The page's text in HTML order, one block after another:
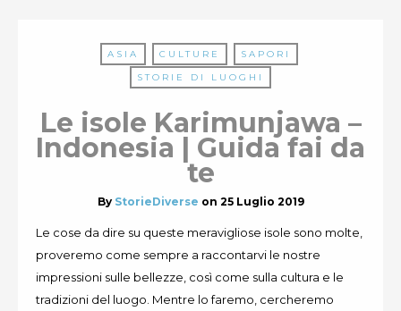
ASIA CULTURE
SAPORI
STORIE DI LUOGHI
Le isole Karimunjawa –
Indonesia | Guida fai da
te
By StorieDiverse on 25 Luglio 2019
Le cose da dire su queste meravigliose isole sono molte,
proveremo come sempre a raccontarvi le nostre
impressioni sulle bellezze, così come sulla cultura e le
tradizioni del luogo. Mentre lo faremo, cercheremo